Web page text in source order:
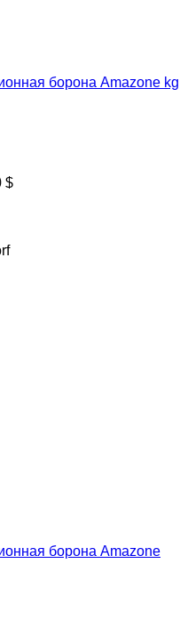
борона Amazone kg
$
борона Amazone